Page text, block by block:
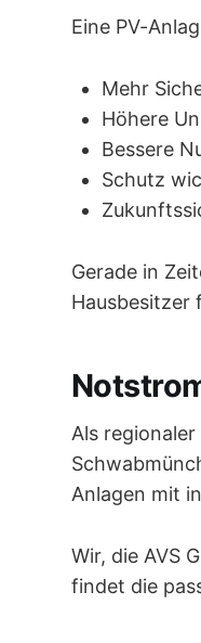
Eine PV-
Mehr
Höhere
Bessere
Schutz
Gerade in
Hausbesitzer
Als
Anlagen mit
Wir, die AVS
findet die